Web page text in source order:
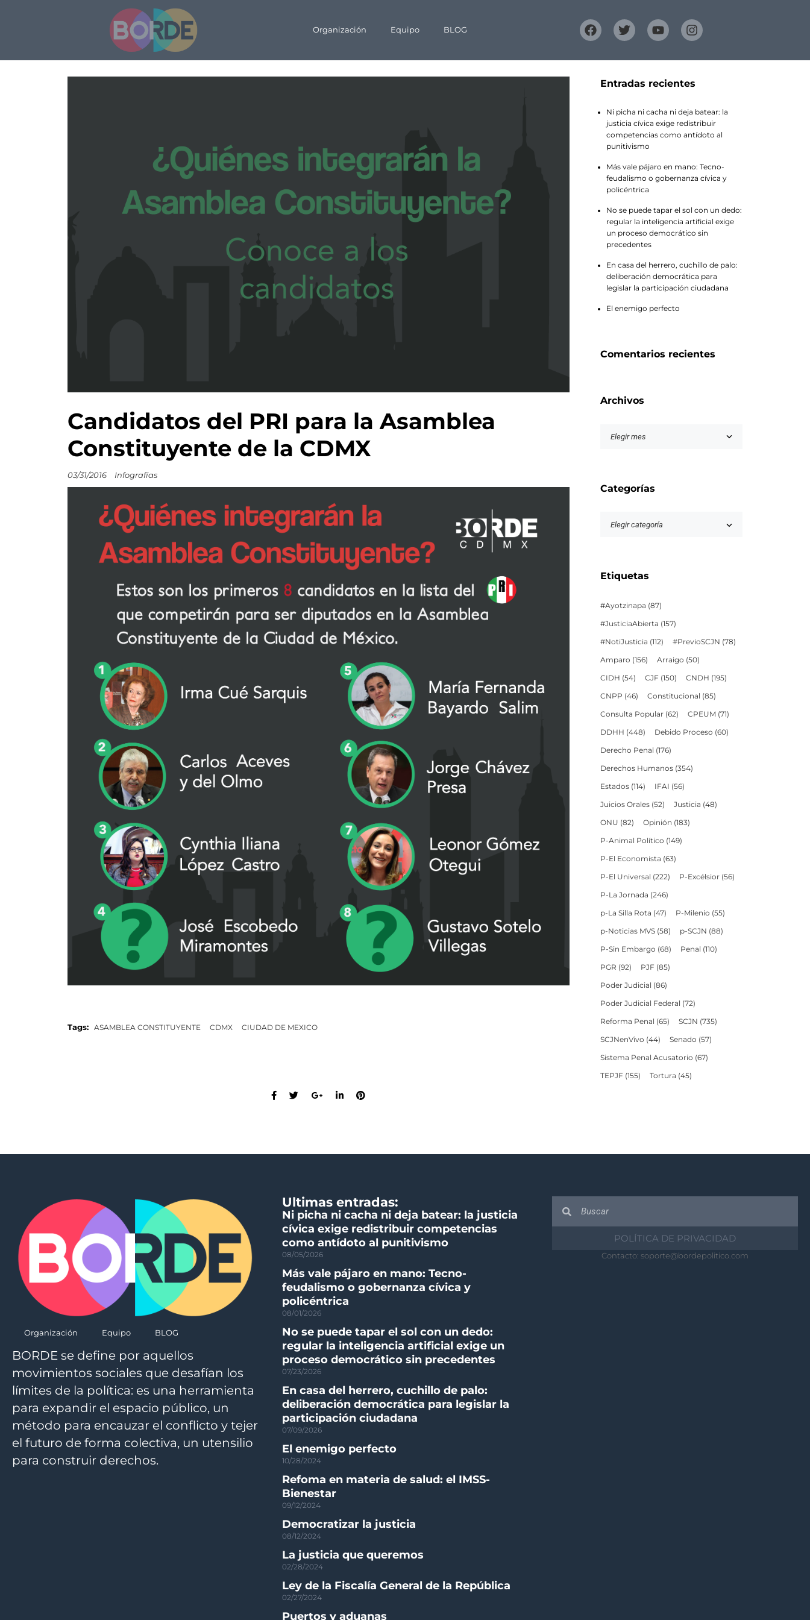
Organización Equipo BLOG
Candidatos del PRI para la Asamblea
Constituyente de la CDMX
03/31/2016 Infografías
Tags: ASAMBLEA CONSTITUYENTE CDMX CIUDAD DE MEXICO
Entradas recientes
Ni picha ni cacha ni deja batear: la
justicia cívica exige redistribuir
competencias como antídoto al
punitivismo
Más vale pájaro en mano: Tecno-
feudalismo o gobernanza cívica y
policéntrica
No se puede tapar el sol con un dedo:
regular la inteligencia artificial exige
un proceso democrático sin
precedentes
En casa del herrero, cuchillo de palo:
deliberación democrática para
legislar la participación ciudadana
El enemigo perfecto
Comentarios recientes
Archivos
Categorías
Etiquetas
#Ayotzinapa (87)
#JusticiaAbierta (157)
#NotiJusticia (112) #PrevioSCJN (78)
Amparo (156) Arraigo (50)
CIDH (54) CJF (150) CNDH (195)
CNPP (46) Constitucional (85)
Consulta Popular (62) CPEUM (71)
DDHH (448) Debido Proceso (60)
Derecho Penal (176)
Derechos Humanos (354)
Estados (114) IFAI (56)
Juicios Orales (52) Justicia (48)
ONU (82) Opinión (183)
P-Animal Político (149)
P-El Economista (63)
P-El Universal (222) P-Excélsior (56)
P-La Jornada (246)
p-La Silla Rota (47) P-Milenio (55)
p-Noticias MVS (58) p-SCJN (88)
P-Sin Embargo (68) Penal (110)
PGR (92) PJF (85)
Poder Judicial (86)
Poder Judicial Federal (72)
Reforma Penal (65) SCJN (735)
SCJNenVivo (44) Senado (57)
Sistema Penal Acusatorio (67)
TEPJF (155) Tortura (45)
Organización Equipo BLOG
BORDE se define por aquellos
movimientos sociales que desafían los
límites de la política: es una herramienta
para expandir el espacio público, un
método para encauzar el conflicto y tejer
el futuro de forma colectiva, un utensilio
para construir derechos.
Ultimas entradas:
Ni picha ni cacha ni deja batear: la justicia
cívica exige redistribuir competencias
como antídoto al punitivismo
08/05/2026
Más vale pájaro en mano: Tecno-
feudalismo o gobernanza cívica y
policéntrica
08/01/2026
No se puede tapar el sol con un dedo:
regular la inteligencia artificial exige un
proceso democrático sin precedentes
07/23/2026
En casa del herrero, cuchillo de palo:
deliberación democrática para legislar la
participación ciudadana
07/09/2026
El enemigo perfecto
10/28/2024
Refoma en materia de salud: el IMSS-
Bienestar
09/12/2024
Democratizar la justicia
08/12/2024
La justicia que queremos
02/28/2024
Ley de la Fiscalía General de la República
02/27/2024
Puertos y aduanas
POLÍTICA DE PRIVACIDAD
Contacto: soporte@bordepolitico.com